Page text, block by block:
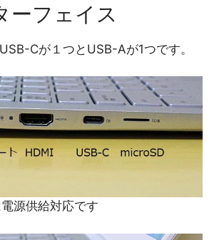
フェイス
Cが１つとUSB-Aが1つです。
源供給対応です